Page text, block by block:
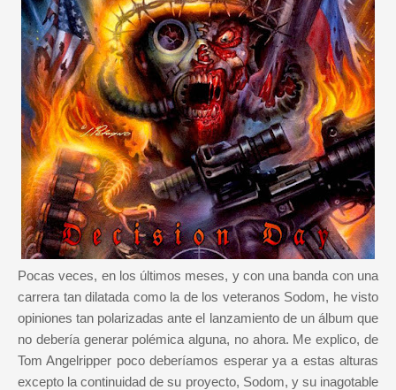
Pocas veces, en los últimos meses, y con una banda con una
carrera tan dilatada como la de los veteranos Sodom, he visto
opiniones tan polarizadas ante el lanzamiento de un álbum que
no debería generar polémica alguna, no ahora. Me explico, de
Tom Angelripper poco deberíamos esperar ya a estas alturas
excepto la continuidad de su proyecto, Sodom, y su inagotable